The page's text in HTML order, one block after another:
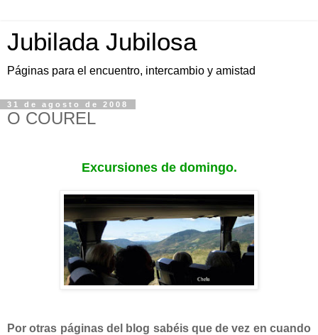
Jubilada Jubilosa
Páginas para el encuentro, intercambio y amistad
31 de agosto de 2008
O COUREL
Excursiones de domingo.
Por otras páginas del blog sabéis que de vez en cuando